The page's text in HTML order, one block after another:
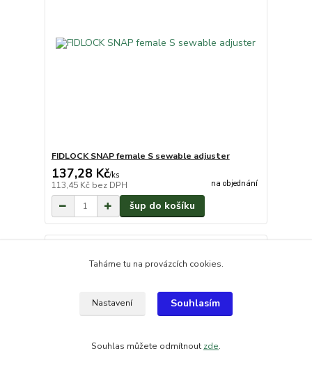
FIDLOCK SNAP female S sewable adjuster
137,28 Kč/ks
113,45 Kč bez DPH na objednání
šup do košíku
Taháme tu na provázcích cookies.
Nastavení Souhlasím
Souhlas můžete odmítnout zde.